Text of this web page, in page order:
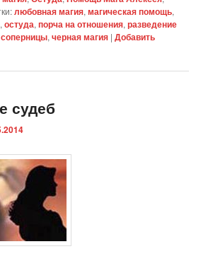
любовная магия,магическая помощь,
,остуда,порча на отношения,разведение
,черная магия |Добавить
судеб